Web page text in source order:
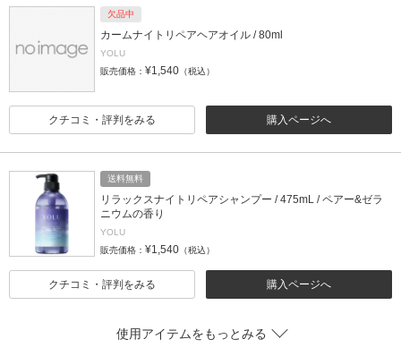
欠品中
カームナイトリペアヘアオイル / 80ml
YOLU
販売価格： ¥1,540 （税込）
購入ページへ
クチコミ・評判をみる
送料無料
リラックスナイトリペアシャンプー / 475mL / ペアー&ゼラ
ニウムの香り
YOLU
販売価格： ¥1,540 （税込）
購入ページへ
クチコミ・評判をみる
使用アイテムをもっとみる